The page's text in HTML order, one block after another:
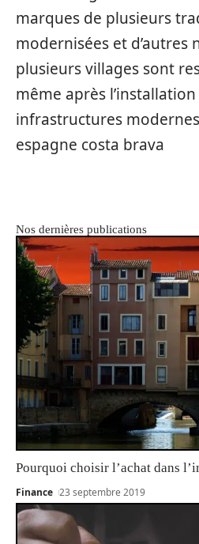
marques de plusieurs
modernisées et d’autres
plusieurs villages sont
même après
infrastructures
espagne costa brava
Nos dernières publications
Pourquoi choisir l’achat dans
Finance 23 septembre 2019